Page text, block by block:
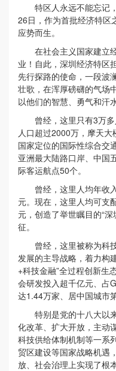
特区人永远不能忘记
26日，作为首批经济特区
应势而生。
在社会主义国家建立
业！自此，深圳经济特区
先行探路的使命，一段波
壮歌，在浑厚磅礴的气场
以他们的智慧、勇气和汗
曾经，这里只有3万
人口超过2000万，摩天
国家定位的国际性综合交
亚洲最大陆路口岸、中国
际客运航点50个。
曾经，这里人均年收
元。现在，这里人均可支
元，创造了举世瞩目的“
征。
曾经，这里被称为科
发展的主导战略，着力构
+科技金融”全过程创新生
会研发投入超千亿元、占
达1.44万家、居中国城市第
特别是党的十八大以
化改革、扩大开放，主动
科技供给体制机制等一系
贸区建设等国家战略机遇
放、社会治理上实现了根